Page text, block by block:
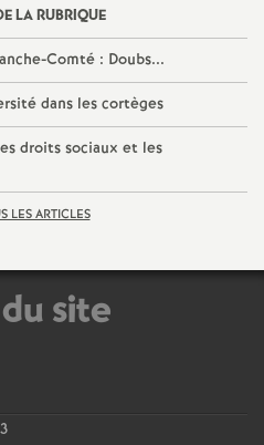
LA RUBRIQUE
Comté : Doubs...
dans les cortèges
droits sociaux et les
LES ARTICLES
site